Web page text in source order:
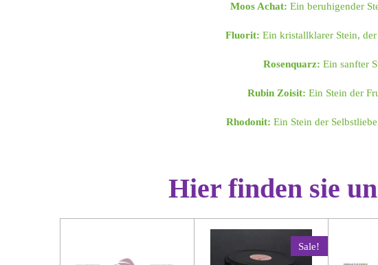
Moos Achat: Ein beruhigender
Fluorit: Ein kristallklarer Stein,
Rosenquarz: Ein sanfter
Rubin Zoisit: Ein Stein der
Rhodonit: Ein Stein der
Hier finden sie
Sale!